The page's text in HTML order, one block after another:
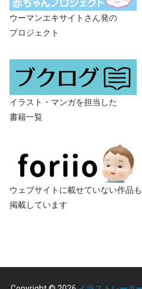
ウーマンエキサイトさん発の
プロジェクト
イラスト・マンガを担当した
書籍一覧
ウェブサイトに載せていない作品も
掲載しています